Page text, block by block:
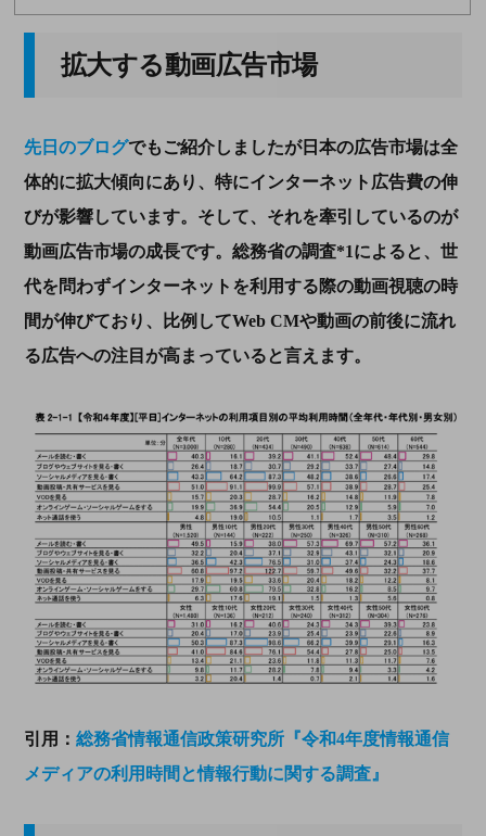
拡大する動画広告市場
先日のブログでもご紹介しましたが日本の広告市場は全
体的に拡大傾向にあり、特にインターネット広告費の伸
びが影響しています。そして、それを牽引しているのが
動画広告市場の成長です。総務省の調査*1によると、世
代を問わずインターネットを利用する際の動画視聴の時
間が伸びており、比例してWeb CMや動画の前後に流れ
る広告への注目が高まっていると言えます。
引用： 総務省情報通信政策研究所『令和4年度情報通信
メディアの利用時間と情報行動に関する調査』